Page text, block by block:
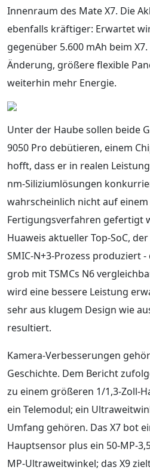
Innenraum des Mate X7. Die
ebenfalls kräftiger: Erwartet
gegenüber 5.600 mAh beim
Änderung, größere flexible
weiterhin mehr Energie.
Unter der Haube sollen beide
9050 Pro debütieren, einem
hofft, dass er in realen
nm-Siliziumlösungen
wahrscheinlich nicht auf
Fertigungsverfahren gefertigt
Huaweis aktueller Top-SoC,
SMIC-N+3-Prozess produziert
grob mit TSMCs N6
wird eine bessere Leistung
sehr aus klugem Design wie
resultiert.
Kamera-Verbesserungen
Geschichte. Dem Bericht
zu einem größeren 1/1,3-Zoll-
ein Telemodul; ein
Umfang gehören. Das X7 bot
Hauptsensor plus ein 50-MP-
MP-Ultraweitwinkel; das X9